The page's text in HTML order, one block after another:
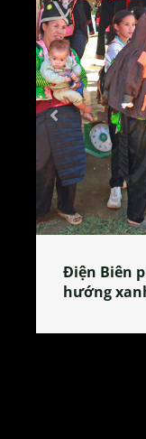
Làng làm
tỏa đặc